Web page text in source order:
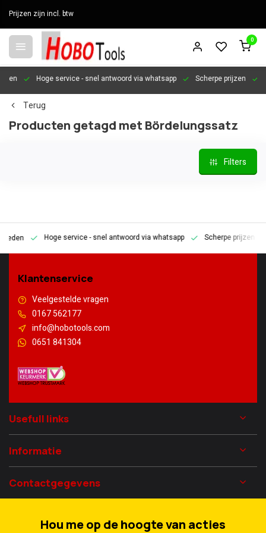
Prijzen zijn incl. btw
0
Hoge service- snel antwoord via whatsapp Scherpe prijzen
Terug
Producten getagd met Bördelungssatz
Filters
Hoge service- snel antwoord via whatsapp Scherpe prijzen
Klantenservice
Veelgestelde vragen
0167 562177
info@hobotools.com
0651 841304
Usefull links
Informatie
Contactgegevens
Hou me op de hoogte van acties